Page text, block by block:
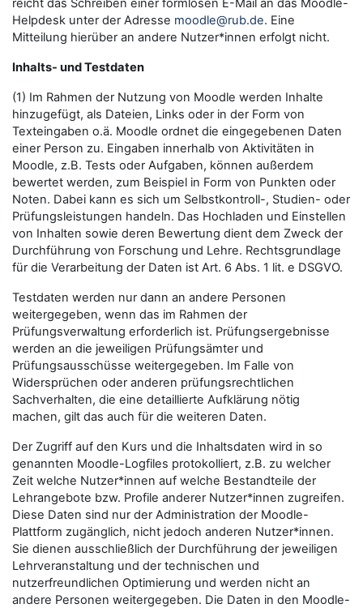
reicht das Schreiben einer formlosen E-Mail an das Moodle-
Helpdesk unter der Adresse moodle@rub.de. Eine
Mitteilung hierüber an andere Nutzer*innen erfolgt nicht.
Inhalts- und Testdaten
(1) Im Rahmen der Nutzung von Moodle werden Inhalte
hinzugefügt, als Dateien, Links oder in der Form von
Texteingaben o.ä. Moodle ordnet die eingegebenen Daten
einer Person zu. Eingaben innerhalb von Aktivitäten in
Moodle, z.B. Tests oder Aufgaben, können außerdem
bewertet werden, zum Beispiel in Form von Punkten oder
Noten. Dabei kann es sich um Selbstkontroll-, Studien- oder
Prüfungsleistungen handeln. Das Hochladen und Einstellen
von Inhalten sowie deren Bewertung dient dem Zweck der
Durchführung von Forschung und Lehre. Rechtsgrundlage
für die Verarbeitung der Daten ist Art. 6 Abs. 1 lit. e DSGVO.
Testdaten werden nur dann an andere Personen
weitergegeben, wenn das im Rahmen der
Prüfungsverwaltung erforderlich ist. Prüfungsergebnisse
werden an die jeweiligen Prüfungsämter und
Prüfungsausschüsse weitergegeben. Im Falle von
Widersprüchen oder anderen prüfungsrechtlichen
Sachverhalten, die eine detaillierte Aufklärung nötig
machen, gilt das auch für die weiteren Daten.
Der Zugriff auf den Kurs und die Inhaltsdaten wird in so
genannten Moodle-Logfiles protokolliert, z.B. zu welcher
Zeit welche Nutzer*innen auf welche Bestandteile der
Lehrangebote bzw. Profile anderer Nutzer*innen zugreifen.
Diese Daten sind nur der Administration der Moodle-
Plattform zugänglich, nicht jedoch anderen Nutzer*innen.
Sie dienen ausschließlich der Durchführung der jeweiligen
Lehrveranstaltung und der technischen und
nutzerfreundlichen Optimierung und werden nicht an
andere Personen weitergegeben. Die Daten in den Moodle-